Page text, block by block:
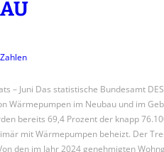
Zahlen
– Juni Das statistische Bundesamt
Wärmepumpen im Neubau und im
bereits 69,4 Prozent der knapp
mit Wärmepumpen beheizt. Der
den im Jahr 2024 genehmigten